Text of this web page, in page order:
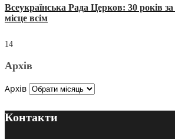
Всеукраїнська Рада Церков: 30 років
місце всім
14
Архів
Архів
Контакти